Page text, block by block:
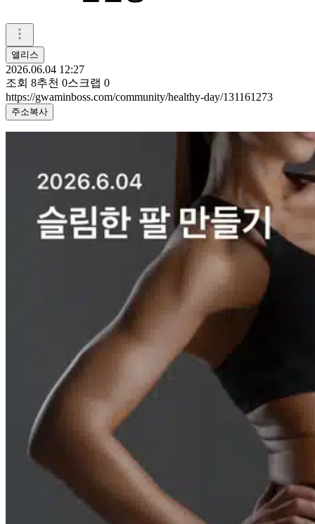
앨리스
2026.06.04 12:27
조회 8추천 0스크랩 0
https://gwaminboss.com/community/healthy-day/131161273
주소복사